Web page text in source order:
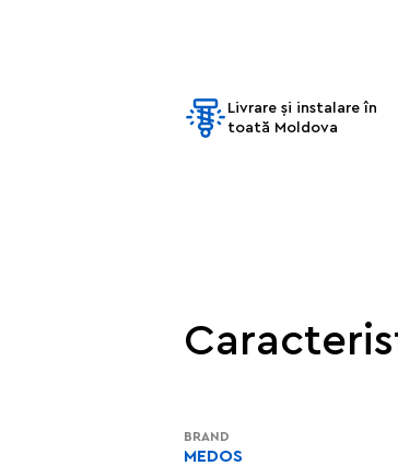
Livrare și instalare în
toată Moldova
BRAND
MEDOS